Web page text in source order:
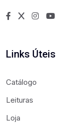
Links Úteis
Catálogo
Leituras
Loja